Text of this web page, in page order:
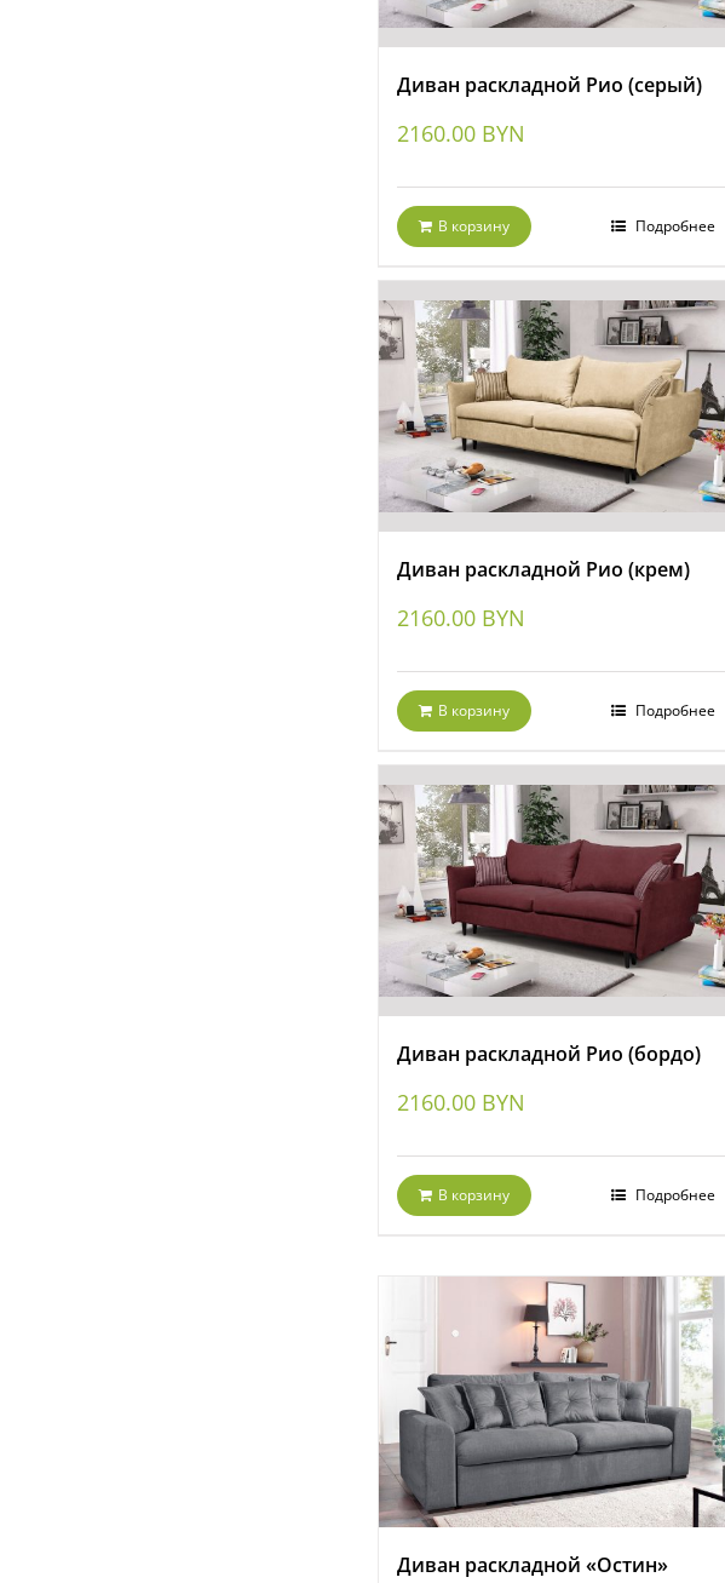
Диван раскладной Рио (серый)
2160.00 BYN
В корзину Подробнее
Диван раскладной Рио (крем)
2160.00 BYN
В корзину Подробнее
Диван раскладной Рио (бордо)
2160.00 BYN
В корзину Подробнее
Диван раскладной «Остин»